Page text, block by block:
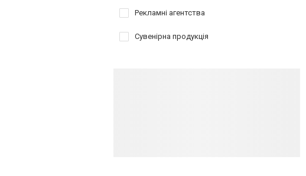
Рекламні агентства
Сувенірна продукція